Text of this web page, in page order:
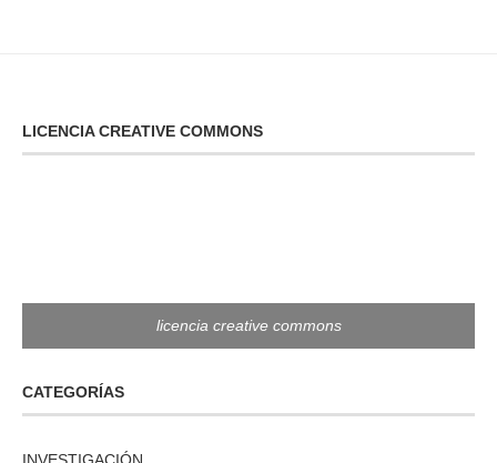
LICENCIA CREATIVE COMMONS
licencia creative commons
CATEGORÍAS
INVESTIGACIÓN